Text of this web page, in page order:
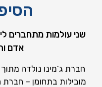
שני עולמות מתחברים
אדם
חברת ג’מינו נולדה
מובילות בתחומן –